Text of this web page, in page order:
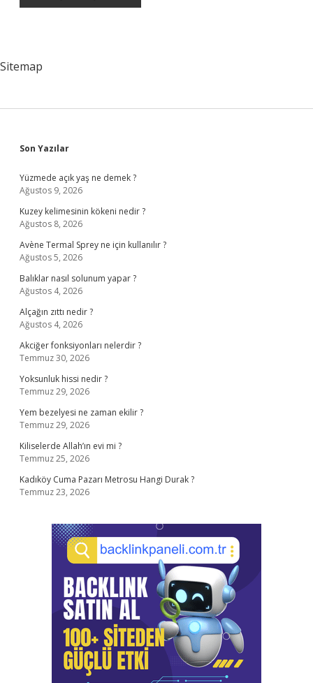
Sitemap
Sidebar
Son Yazılar
Yüzmede açık yaş ne demek ?
Ağustos 9, 2026
Kuzey kelimesinin kökeni nedir ?
Ağustos 8, 2026
Avène Termal Sprey ne için kullanılır ?
Ağustos 5, 2026
Balıklar nasıl solunum yapar ?
Ağustos 4, 2026
Alçağın zıttı nedir ?
Ağustos 4, 2026
Akciğer fonksiyonları nelerdir ?
Temmuz 30, 2026
Yoksunluk hissi nedir ?
Temmuz 29, 2026
Yem bezelyesi ne zaman ekilir ?
Temmuz 29, 2026
Kiliselerde Allah’ın evi mi ?
Temmuz 25, 2026
Kadıköy Cuma Pazarı Metrosu Hangi Durak ?
Temmuz 23, 2026